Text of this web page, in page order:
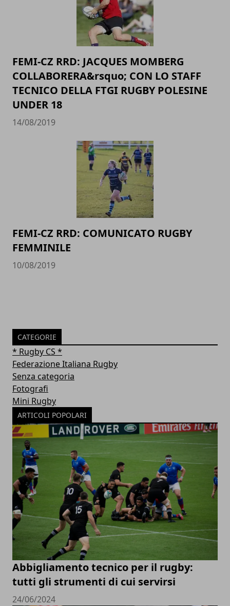
FEMI-CZ RRD: JACQUES MOMBERG
COLLABORERA&rsquo; CON LO STAFF
TECNICO DELLA FTGI RUGBY POLESINE
UNDER 18
14/08/2019
FEMI-CZ RRD: COMUNICATO RUGBY
FEMMINILE
10/08/2019
CATEGORIE
* Rugby CS *
Federazione Italiana Rugby
Senza categoria
Fotografi
Mini Rugby
ARTICOLI POPOLARI
Abbigliamento tecnico per il rugby:
tutti gli strumenti di cui servirsi
24/06/2024